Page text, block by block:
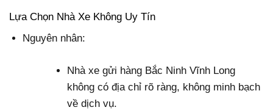
Lựa Chọn Nhà Xe Không Uy Tín
Nguyên nhân:
Nhà xe gửi hàng Bắc Ninh Vĩnh Long
không có địa chỉ rõ ràng, không minh bạch
về dịch vụ.